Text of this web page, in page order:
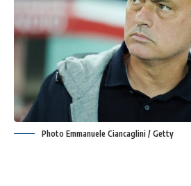
Photo Emmanuele Ciancaglini / Getty